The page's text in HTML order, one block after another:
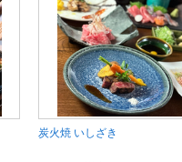
炭火焼 いしざき